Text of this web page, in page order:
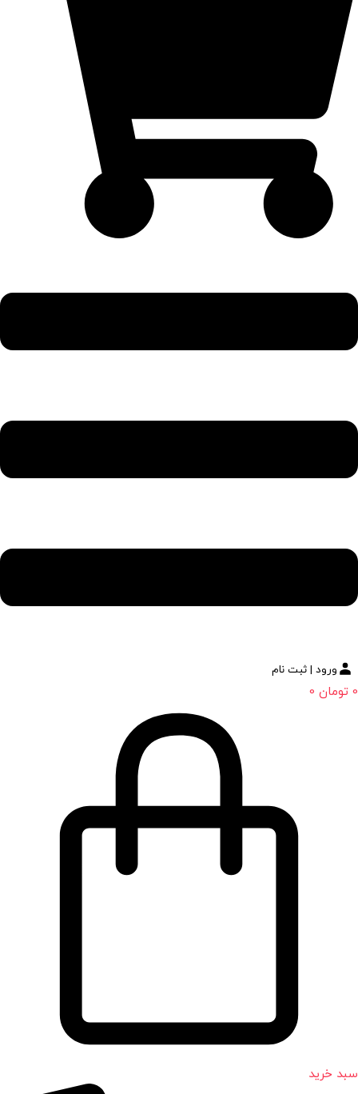
ورود | ثبت نام
0 تومان 0
سبد خرید